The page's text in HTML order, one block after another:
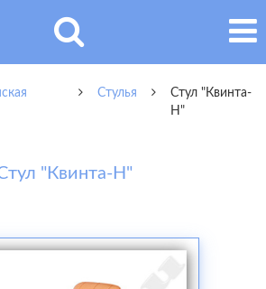
Стулья
Стул "Квинта-
Н"
"Квинта-Н"